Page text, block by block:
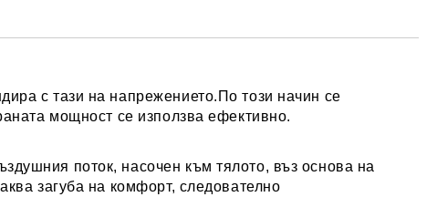
с тази на напрежението.По този начин се
мощност се използва ефективно.
поток, насочен към тялото, въз основа на
загуба на комфорт, следователно